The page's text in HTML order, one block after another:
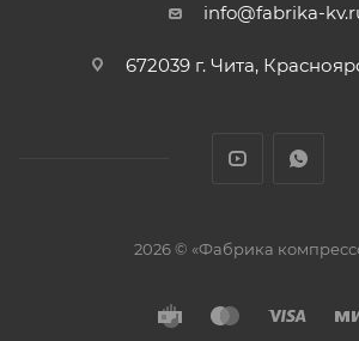
info@fabrika-
672039 г. Чита,
2026 © «Фабрика